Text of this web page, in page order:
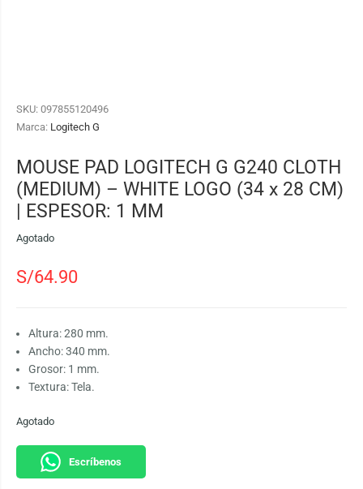
SKU: 097855120496
Marca: Logitech G
MOUSE PAD LOGITECH G G240 CLOTH
(MEDIUM) – WHITE LOGO (34 x 28 CM)
| ESPESOR: 1 MM
Agotado
S/64.90
Altura: 280 mm.
Ancho: 340 mm.
Grosor: 1 mm.
Textura: Tela.
Agotado
Escríbenos